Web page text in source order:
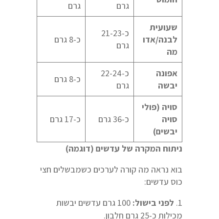
גרם
גרם
שעועית
לבנה/אדו
מה
כ-21-23
גרם
כ-8 גרם
אפונה
יבשה
כ-22-24
גרם
כ-8 גרם
סויה (פולי
סויה
יבשים)
כ-36 גרם כ-17 גרם
ניתוח המקרה של עדשים (דוגמה)
בוא נראה מה קורה לערכים כשמבשלים חצי
כוס עדשים:
לפני בישול:
100 גרם עדשים יבשות
מכילות כ-25 גרם חלבון.